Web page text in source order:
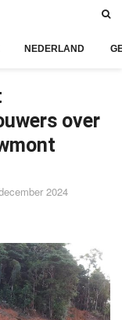
NEDERLAND
over
2024